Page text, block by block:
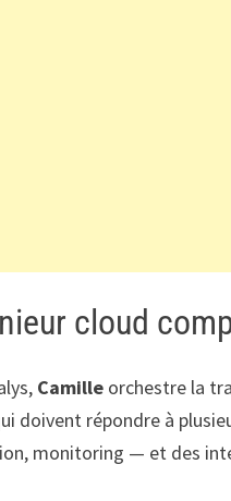
cloud
Camille orchestre la
doivent répondre à
monitoring — et des